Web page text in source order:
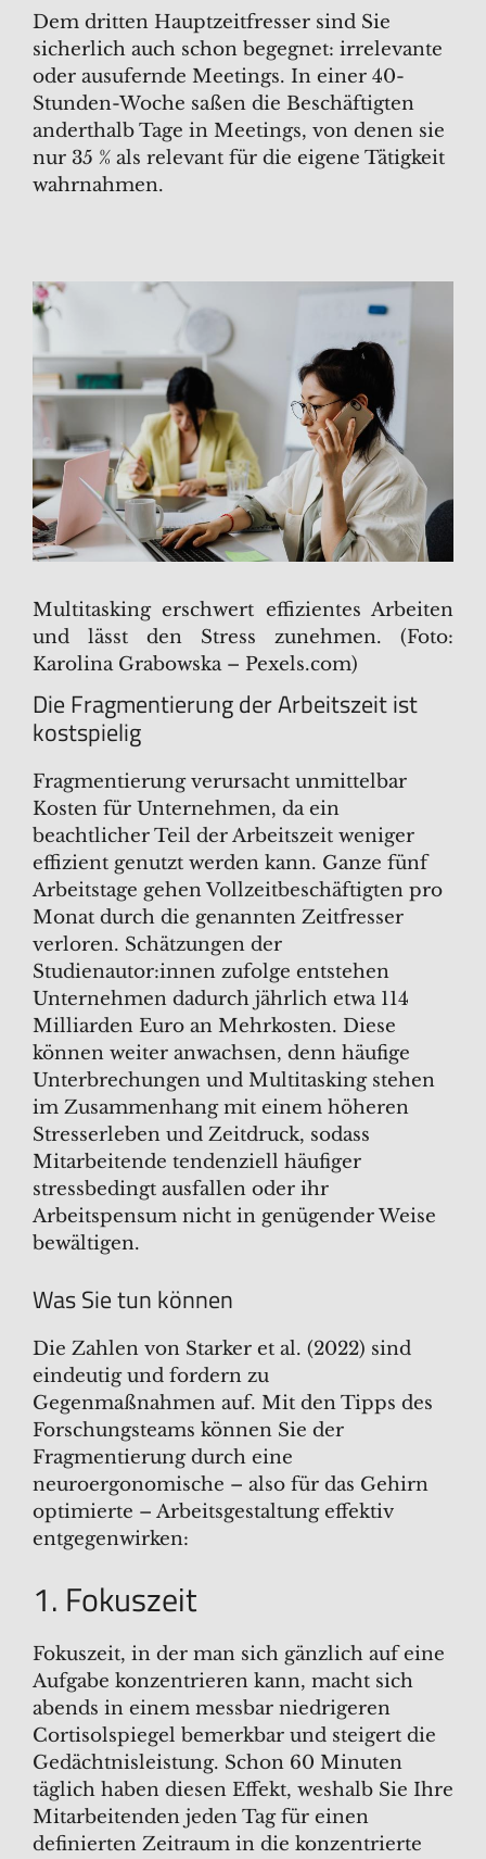
Dem dritten Hauptzeitfresser sind Sie
sicherlich auch schon begegnet: irrelevante
oder ausufernde Meetings. In einer 40-
Stunden-Woche saßen die Beschäftigten
anderthalb Tage in Meetings, von denen sie
nur 35 % als relevant für die eigene Tätigkeit
wahrnahmen.
Multitasking erschwert effizientes Arbeiten
und lässt den Stress zunehmen. (Foto:
Karolina Grabowska – Pexels.com)
Die Fragmentierung der Arbeitszeit ist
kostspielig
Fragmentierung verursacht unmittelbar
Kosten für Unternehmen, da ein
beachtlicher Teil der Arbeitszeit weniger
effizient genutzt werden kann. Ganze fünf
Arbeitstage gehen Vollzeitbeschäftigten pro
Monat durch die genannten Zeitfresser
verloren. Schätzungen der
Studienautor:innen zufolge entstehen
Unternehmen dadurch jährlich etwa 114
Milliarden Euro an Mehrkosten. Diese
können weiter anwachsen, denn häufige
Unterbrechungen und Multitasking stehen
im Zusammenhang mit einem höheren
Stresserleben und Zeitdruck, sodass
Mitarbeitende tendenziell häufiger
stressbedingt ausfallen oder ihr
Arbeitspensum nicht in genügender Weise
bewältigen.
Was Sie tun können
Die Zahlen von Starker et al. (2022) sind
eindeutig und fordern zu
Gegenmaßnahmen auf. Mit den Tipps des
Forschungsteams können Sie der
Fragmentierung durch eine
neuroergonomische – also für das Gehirn
optimierte – Arbeitsgestaltung effektiv
entgegenwirken:
1. Fokuszeit
Fokuszeit, in der man sich gänzlich auf eine
Aufgabe konzentrieren kann, macht sich
abends in einem messbar niedrigeren
Cortisolspiegel bemerkbar und steigert die
Gedächtnisleistung. Schon 60 Minuten
täglich haben diesen Effekt, weshalb Sie Ihre
Mitarbeitenden jeden Tag für einen
definierten Zeitraum in die konzentrierte